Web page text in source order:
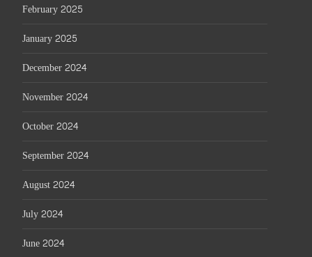
February 2025
January 2025
December 2024
November 2024
October 2024
September 2024
August 2024
July 2024
June 2024